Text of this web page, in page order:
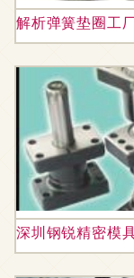
解析弹簧垫圈工
深圳钢锐精密模